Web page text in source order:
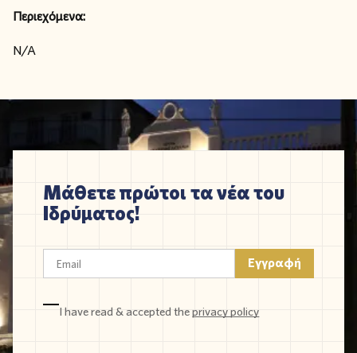
Περιεχόμενα:
N/A
Μάθετε πρώτοι τα νέα του
Ιδρύματος!
I have read & accepted theprivacy policy